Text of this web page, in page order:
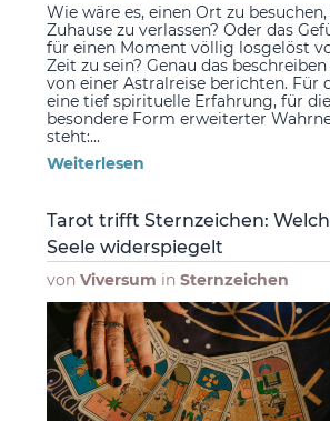
Wie wäre es, einen Ort zu
Zuhause zu verlassen? Oder das
für einen Moment völlig losgelöst
Zeit zu sein? Genau das
von einer Astralreise berichten. Für
eine tief spirituelle Erfahrung, für
besondere Form erweiterter
steht:...
Weiterlesen
Tarot trifft Sternzeichen:
Seele widerspiegelt
von Viversum in Sternzeichen